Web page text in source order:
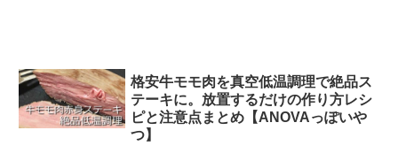
格安牛モモ肉を真空低温調理で絶品ス
テーキに。放置するだけの作り方レシ
ピと注意点まとめ【ANOVAっぽいや
つ】